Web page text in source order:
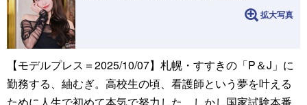
拡大写真
【モデルプレス＝2025/10/07】札幌・すすきの「P＆J」に
勤務する、紬むぎ。高校生の頃、看護師という夢を叶える